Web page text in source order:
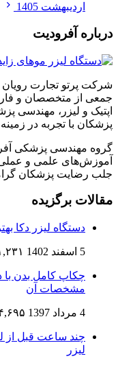
اردیبهشت 1405
درباره آفرودیت
شرکت پرتو تجارت رویان
جمعی از متخصصان و
اپتیک و لیزر، مهندسی
پزشکان با تجربه در
گروه مهندسی پزشکی
آموزش‌های علمی و
جلب رضایت پزشکان
مقالات برگزیده
دستگاه لیزر دکا
5 اسفند 1402 ۲۱,۲۳۱
چکاپ کامل بدن با
مشخصات آن
4 مرداد 1397 ۱۴,۶۹۵
چند ساعت قبل از
لیزر